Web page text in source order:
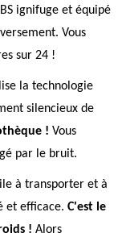
ignifuge et équipé
Vous
sur 24 !
la technologie
silencieux de
! Vous
par le bruit.
à transporter et à
et efficace. C'est le
! Alors